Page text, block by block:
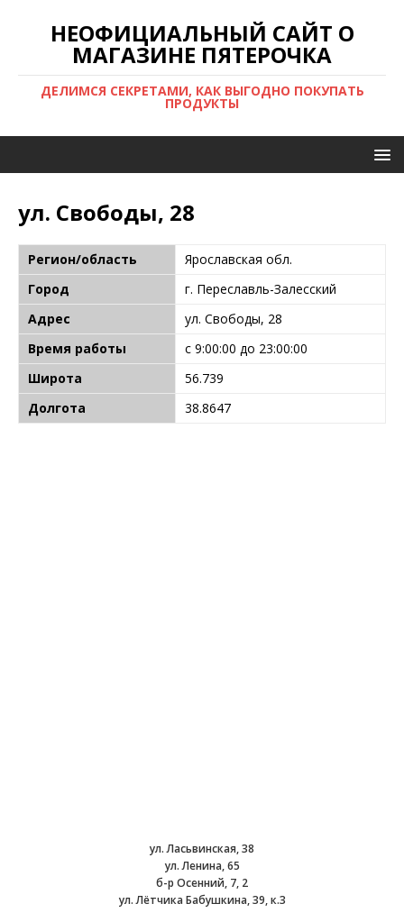
НЕОФИЦИАЛЬНЫЙ САЙТ О
МАГАЗИНЕ ПЯТЕРОЧКА
ДЕЛИМСЯ СЕКРЕТАМИ, КАК ВЫГОДНО ПОКУПАТЬ
ПРОДУКТЫ
ул. Свободы, 28
Регион/область
Ярославская обл.
Город
г. Переславль-Залесский
Адрес
ул. Свободы, 28
Время работы
с 9:00:00 до 23:00:00
Широта
56.739
Долгота
38.8647
ул. Ласьвинская, 38
ул. Ленина, 65
б-р Осенний, 7, 2
ул. Лётчика Бабушкина, 39, к.3